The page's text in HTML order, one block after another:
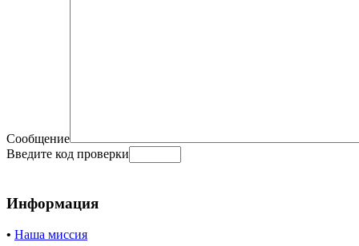
Сообщение
Введите код проверки
Информация
• Наша миссия